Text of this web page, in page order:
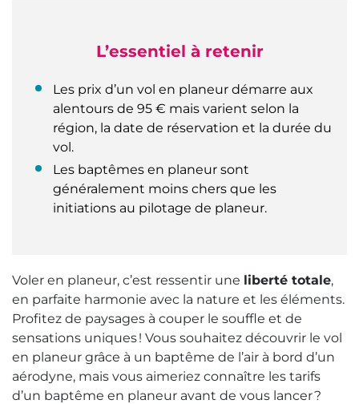
L’essentiel à retenir
Les prix d’un vol en planeur démarre aux
alentours de 95 € mais varient selon la
région, la date de réservation et la durée du
vol.
Les baptêmes en planeur sont
généralement moins chers que les
initiations au pilotage de planeur.
Voler en planeur, c’est ressentir une liberté totale,
en parfaite harmonie avec la nature et les éléments.
Profitez de paysages à couper le souffle et de
sensations uniques ! Vous souhaitez découvrir le vol
en planeur grâce à un baptême de l’air à bord d’un
aérodyne, mais vous aimeriez connaître les tarifs
d’un baptême en planeur avant de vous lancer ?